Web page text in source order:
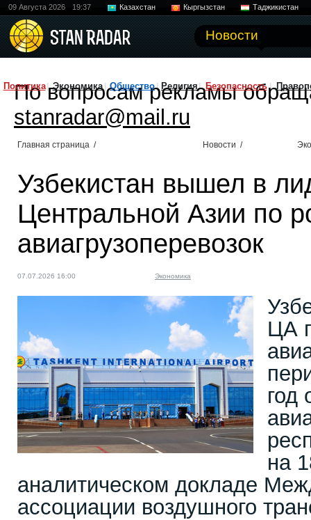
09 Августа 2026 19:37 Казахстан Кыргызстан Таджикистан
Новости
Политика Экономика Общество Религия Безопасность
По вопросам рекламы
stanradar@mail.ru
Главная страница / Новости /
Узбекистан вышел в
Центральной Азии по
авиагрузоперевозок
07.07.2026 16:00 Экономика
ЦА
год
на
аналитическом докладе
ассоциации воздушного